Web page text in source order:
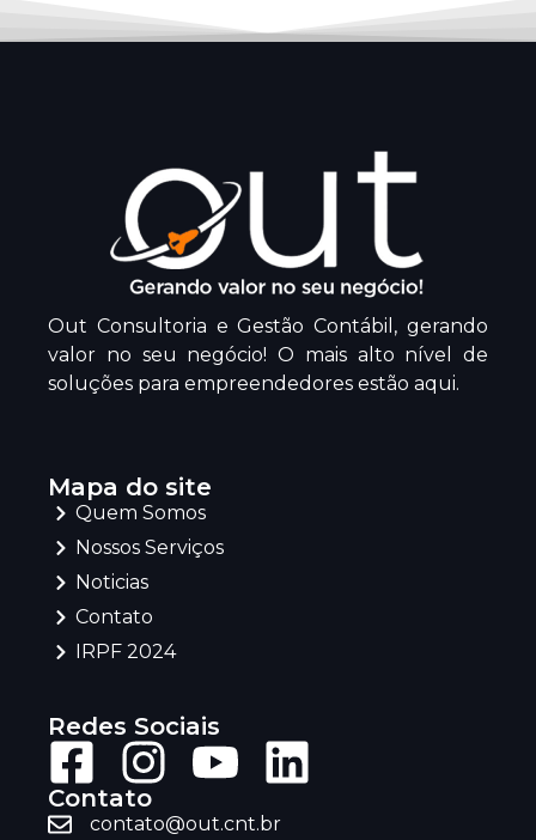
Out Consultoria e Gestão Contábil, gerando
valor no seu negócio! O mais alto nível de
soluções para empreendedores estão aqui.
Mapa do site
Quem Somos
Nossos Serviços
Noticias
Contato
IRPF 2024
Redes Sociais
Contato
contato@out.cnt.br